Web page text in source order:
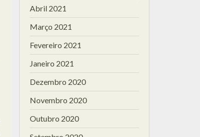
Abril 2021
Março 2021
Fevereiro 2021
Janeiro 2021
Dezembro 2020
Novembro 2020
Outubro 2020